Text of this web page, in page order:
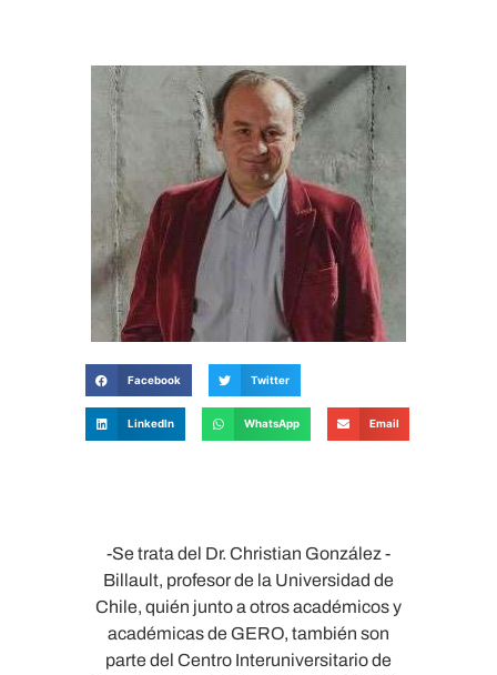
Facebook Twitter
LinkedIn WhatsApp Email
-Se trata del Dr. Christian González -
Billault, profesor de la Universidad de
Chile, quién junto a otros académicos y
académicas de GERO, también son
parte del Centro Interuniversitario de